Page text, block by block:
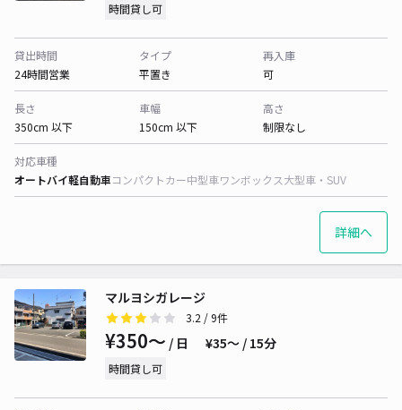
時間貸し可
貸出時間
24時間営業
タイプ
平置き
再入庫
可
長さ
350cm 以下
車幅
150cm 以下
高さ
制限なし
対応車種
オートバイ軽自動車コンパクトカー中型車ワンボックス大型車・SUV
詳細へ
マルヨシガレージ
3.2 / 9件
¥350〜 / 日 ¥35〜 / 15分
時間貸し可